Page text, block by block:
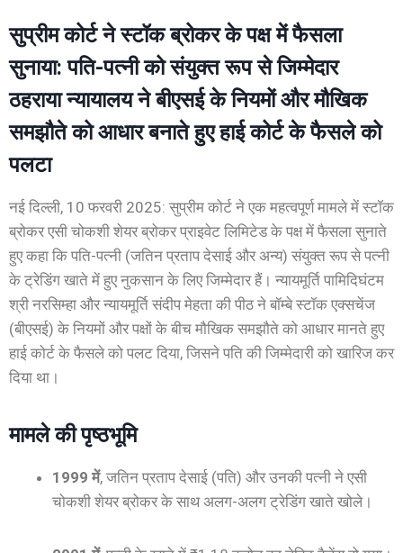
सुप्रीम कोर्ट ने स्टॉक ब्रोकर के पक्ष में फैसला
सुनाया: पति-पत्नी को संयुक्त रूप से जिम्मेदार
ठहरायान्यायालय ने बीएसई के नियमों और मौखिक
समझौते को आधार बनाते हुए हाई कोर्ट के फैसले को
पलटा
नई दिल्ली, 10 फरवरी 2025: सुप्रीम कोर्ट ने एक महत्वपूर्ण मामले में स्टॉक
ब्रोकर एसी चोकशी शेयर ब्रोकर प्राइवेट लिमिटेड के पक्ष में फैसला सुनाते
हुए कहा कि पति-पत्नी (जतिन प्रताप देसाई और अन्य) संयुक्त रूप से पत्नी
के ट्रेडिंग खाते में हुए नुकसान के लिए जिम्मेदार हैं। न्यायमूर्ति पामिदिघंटम
श्री नरसिम्हा और न्यायमूर्ति संदीप मेहता की पीठ ने बॉम्बे स्टॉक एक्सचेंज
(बीएसई) के नियमों और पक्षों के बीच मौखिक समझौते को आधार मानते हुए
हाई कोर्ट के फैसले को पलट दिया, जिसने पति की जिम्मेदारी को खारिज कर
दिया था।
मामले की पृष्ठभूमि
1999 में, जतिन प्रताप देसाई (पति) और उनकी पत्नी ने एसी
चोकशी शेयर ब्रोकर के साथ अलग-अलग ट्रेडिंग खाते खोले।